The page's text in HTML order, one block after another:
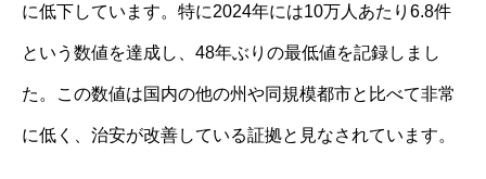
に低下しています。特に2024年には10万人あたり6.8件
という数値を達成し、48年ぶりの最低値を記録しまし
た。この数値は国内の他の州や同規模都市と比べて非常
に低く、治安が改善している証拠と見なされています。